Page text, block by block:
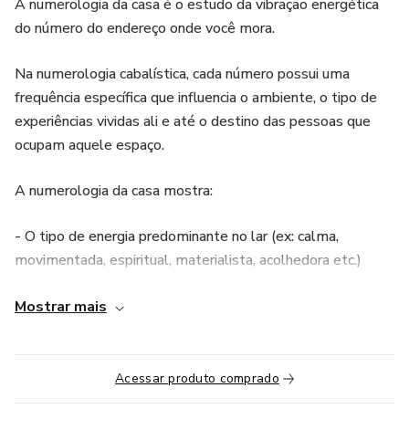
A numerologia da casa é o estudo da vibração energética
do número do endereço onde você mora.
Na numerologia cabalística, cada número possui uma
frequência específica que influencia o ambiente, o tipo de
experiências vividas ali e até o destino das pessoas que
ocupam aquele espaço.
A numerologia da casa mostra:
- O tipo de energia predominante no lar (ex: calma,
movimentada, espiritual, materialista, acolhedora etc.)
- Se o número do endereço está em harmonia ou em
- Os desafios e oportunidades que o local pode trazer
Mostrar mais
Acessar produto comprado